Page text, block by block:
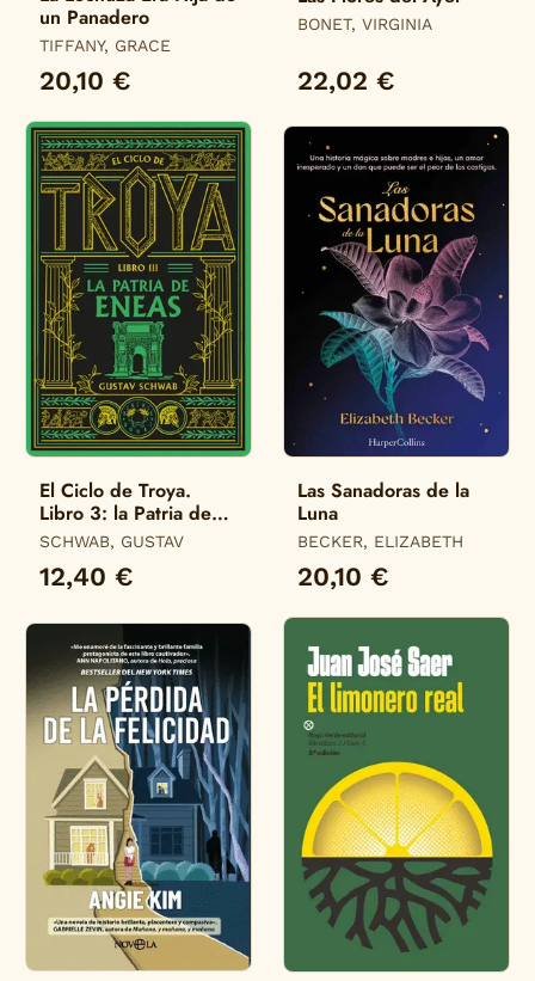
un Panadero
TIFFANY, GRACE
20,10 €
BONET, VIRGINIA
22,02 €
El Ciclo de Troya.
Libro 3: la Patria de
Eneas
SCHWAB, GUSTAV
12,40 €
Las Sanadoras de la
Luna
BECKER, ELIZABETH
20,10 €